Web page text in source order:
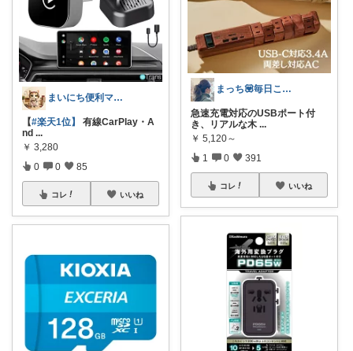
まいにち便利マーケット
【#楽天1位】
有線CarPlay・A
nd ...
￥ 3,280
0 0 85
コレ いいね
まっち💟毎日こつこつ。
急速充電対応のUSBポート付
き、リアルな木 ...
￥ 5,120～
1 0 391
コレ いいね